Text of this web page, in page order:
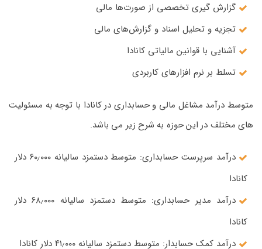
گزارش گیری تخصصی از صورت‌ها مالی
تجزیه و تحلیل اسناد و گزارش‌های مالی
آشنایی با قوانین مالیاتی کانادا
تسلط بر نرم افزارهای کاربردی
متوسط درآمد مشاغل مالی و حسابداری در کانادا با توجه به مسئولیت
های مختلف در این حوزه به شرح زیر می باشد.
درآمد سرپرست حسابداری: متوسط دستمزد سالیانه ۶۰٫۰۰۰ دلار
کانادا
درآمد مدیر حسابداری: متوسط دستمزد سالیانه ۶۸٫۰۰۰ دلار
کانادا
درآمد کمک حسابدار: متوسط دستمزد سالیانه ۴۱٫۰۰۰ دلار کانادا